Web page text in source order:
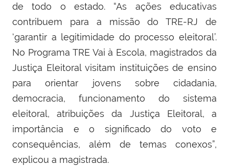
de todo o estado. “As ações educativas
contribuem para a missão do TRE-RJ de
‘garantir a legitimidade do processo eleitoral’.
No Programa TRE Vai à Escola, magistrados da
Justiça Eleitoral visitam instituições de ensino
para orientar jovens sobre cidadania,
democracia, funcionamento do sistema
eleitoral, atribuições da Justiça Eleitoral, a
importância e o significado do voto e
consequências, além de temas conexos”,
explicou a magistrada.